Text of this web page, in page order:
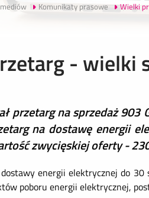
Komunikaty prasowe Wielki
- wielki
przetarg na sprzedaż
na dostawę energii
zwycięskiej oferty -
energii elektrycznej do
poboru energii elektrycznej,